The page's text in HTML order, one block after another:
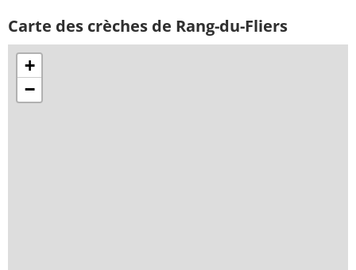
Carte des crèches de Rang-du-Fliers
+
−